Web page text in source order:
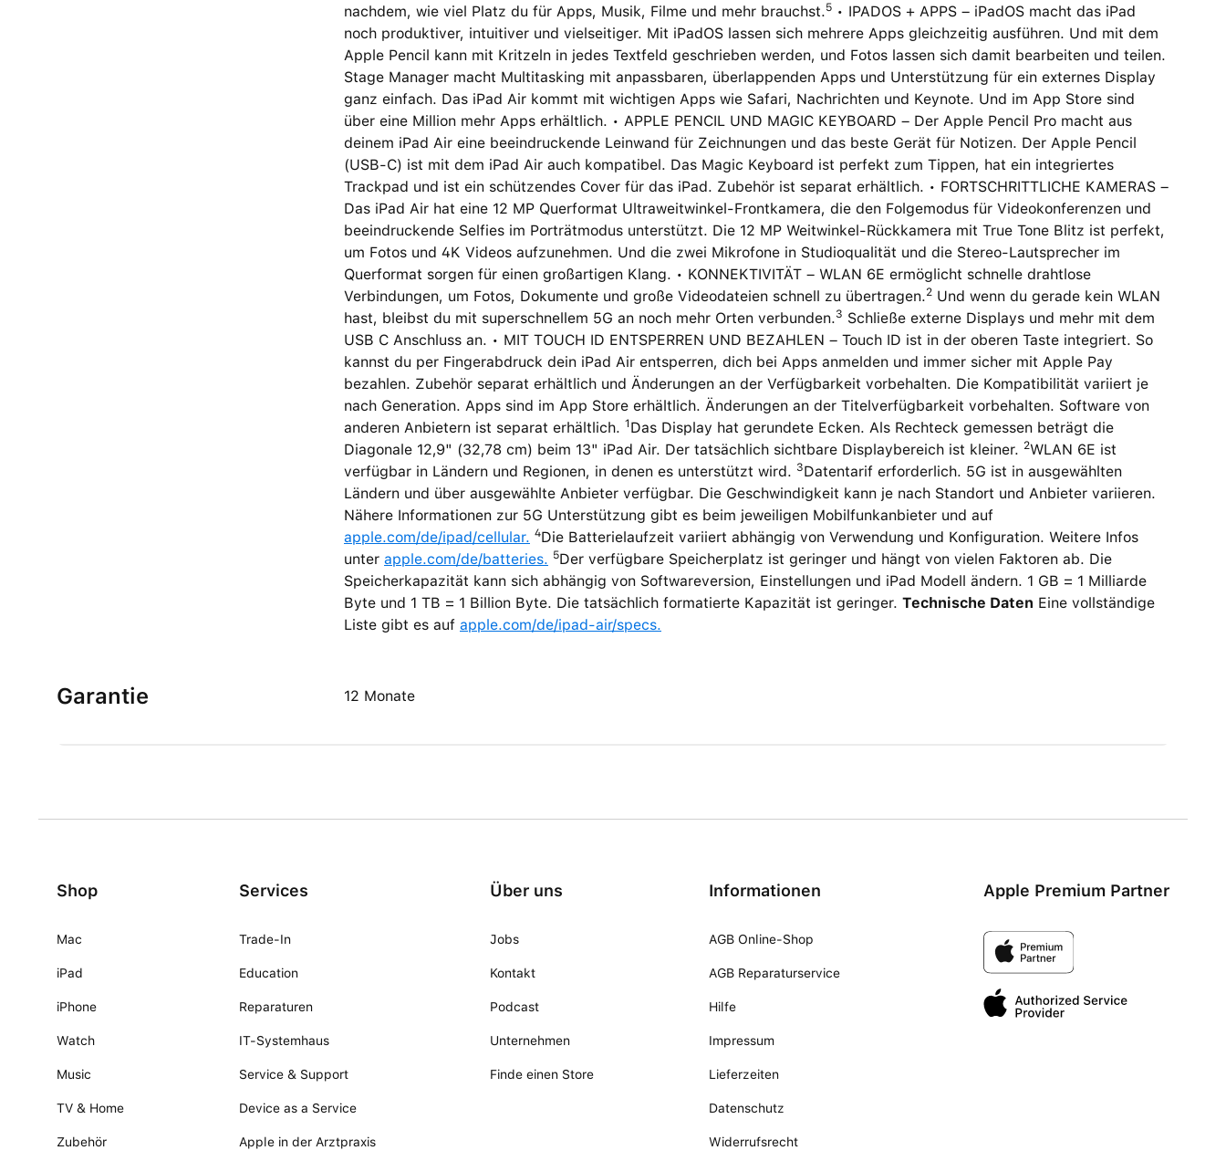
nachdem, wie viel Platz du für Apps, Musik, Filme und mehr brauchst.5 • IPADOS + APPS – iPadOS macht das iPad
noch produktiver, intuitiver und vielseitiger. Mit iPadOS lassen sich mehrere Apps gleichzeitig ausführen. Und mit dem
Apple Pencil kann mit Kritzeln in jedes Textfeld geschrieben werden, und Fotos lassen sich damit bearbeiten und teilen.
Stage Manager macht Multitasking mit anpassbaren, überlappenden Apps und Unterstützung für ein externes Display
ganz einfach. Das iPad Air kommt mit wichtigen Apps wie Safari, Nachrichten und Keynote. Und im App Store sind
über eine Million mehr Apps erhältlich. • APPLE PENCIL UND MAGIC KEYBOARD – Der Apple Pencil Pro macht aus
deinem iPad Air eine beeindruckende Leinwand für Zeichnungen und das beste Gerät für Notizen. Der Apple Pencil
(USB-C) ist mit dem iPad Air auch kompatibel. Das Magic Keyboard ist perfekt zum Tippen, hat ein integriertes
Trackpad und ist ein schützendes Cover für das iPad. Zubehör ist separat erhältlich. • FORTSCHRITTLICHE KAMERAS –
Das iPad Air hat eine 12 MP Querformat Ultraweitwinkel-Frontkamera, die den Folgemodus für Videokonferenzen und
beeindruckende Selfies im Porträtmodus unterstützt. Die 12 MP Weitwinkel-Rückkamera mit True Tone Blitz ist perfekt,
um Fotos und 4K Videos aufzunehmen. Und die zwei Mikrofone in Studioqualität und die Stereo-Lautsprecher im
Querformat sorgen für einen großartigen Klang. • KONNEKTIVITÄT – WLAN 6E ermöglicht schnelle drahtlose
Verbindungen, um Fotos, Dokumente und große Videodateien schnell zu übertragen.2 Und wenn du gerade kein WLAN
hast, bleibst du mit superschnellem 5G an noch mehr Orten verbunden.3 Schließe externe Displays und mehr mit dem
USB C Anschluss an. • MIT TOUCH ID ENTSPERREN UND BEZAHLEN – Touch ID ist in der oberen Taste integriert. So
kannst du per Fingerabdruck dein iPad Air entsperren, dich bei Apps anmelden und immer sicher mit Apple Pay
bezahlen. Zubehör separat erhältlich und Änderungen an der Verfügbarkeit vorbehalten. Die Kompatibilität variiert je
nach Generation. Apps sind im App Store erhältlich. Änderungen an der Titelverfügbarkeit vorbehalten. Software von
anderen Anbietern ist separat erhältlich. 1 Das Display hat gerundete Ecken. Als Rechteck gemessen beträgt die
Diagonale 12,9" (32,78 cm) beim 13" iPad Air. Der tatsächlich sichtbare Displaybereich ist kleiner. 2WLAN 6E ist
verfügbar in Ländern und Regionen, in denen es unterstützt wird. 3Datentarif erforderlich. 5G ist in ausgewählten
Ländern und über ausgewählte Anbieter verfügbar. Die Geschwindigkeit kann je nach Standort und Anbieter variieren.
Nähere Informationen zur 5G Unterstützung gibt es beim jeweiligen Mobilfunkanbieter und auf
apple.com/de/ipad/cellular. 4Die Batterielaufzeit variiert abhängig von Verwendung und Konfiguration. Weitere Infos
unter apple.com/de/batteries. 5Der verfügbare Speicherplatz ist geringer und hängt von vielen Faktoren ab. Die
Speicherkapazität kann sich abhängig von Softwareversion, Einstellungen und iPad Modell ändern. 1 GB = 1 Milliarde
Byte und 1 TB = 1 Billion Byte. Die tatsächlich formatierte Kapazität ist geringer. Technische Daten Eine vollständige
Liste gibt es auf apple.com/de/ipad-air/specs.
Garantie 12 Monate
Shop
Mac
iPad
iPhone
Watch
Music
TV & Home
Zubehör
Services
Trade-In
Education
Reparaturen
IT-Systemhaus
Service & Support
Device as a Service
Apple in der Arztpraxis
Über uns
Jobs
Kontakt
Podcast
Unternehmen
Finde einen Store
Informationen
AGB Online-Shop
AGB Reparaturservice
Hilfe
Impressum
Lieferzeiten
Datenschutz
Widerrufsrecht
Apple Premium Partner